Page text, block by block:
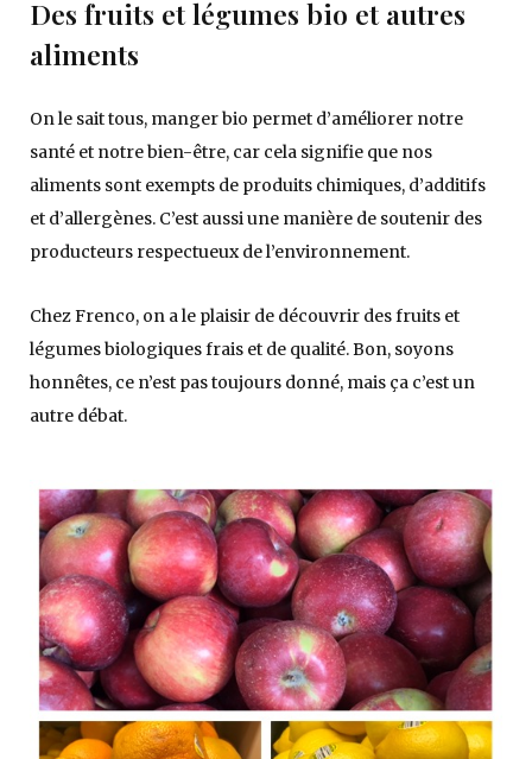
Des fruits et légumes bio et autres
aliments
On le sait tous, manger bio permet d’améliorer notre
santé et notre bien-être, car cela signifie que nos
aliments sont exempts de produits chimiques, d’additifs
et d’allergènes. C’est aussi une manière de soutenir des
producteurs respectueux de l’environnement.
Chez Frenco, on a le plaisir de découvrir des fruits et
légumes biologiques frais et de qualité. Bon, soyons
honnêtes, ce n’est pas toujours donné, mais ça c’est un
autre débat.